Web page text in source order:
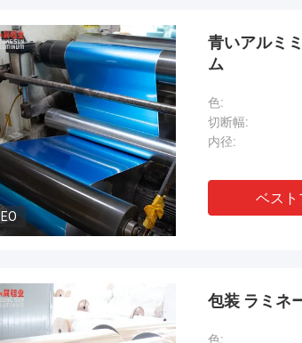
青いアルミ
ム
色:
切断幅:
内径:
ベスト
包装 ラミネ
色: